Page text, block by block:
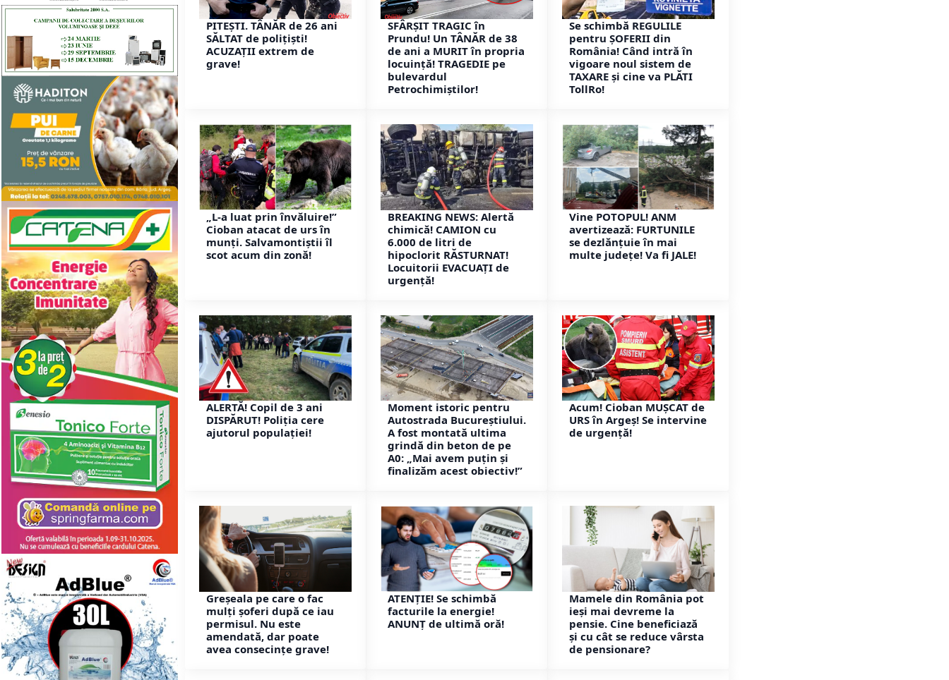
PITEȘTI. TÂNĂR de 26 ani
SĂLTAT de polițiști!
ACUZAȚII extrem de
grave!
SFÂRȘIT TRAGIC în
Prundu! Un TÂNĂR de 38
de ani a MURIT în propria
locuință! TRAGEDIE pe
bulevardul
Petrochimiștilor!
Se schimbă REGULILE
pentru ȘOFERII din
România! Când intră în
vigoare noul sistem de
TAXARE și cine va PLĂTI
TollRo!
„L-a luat prin învăluire!”
Cioban atacat de urs în
munți. Salvamontiștii îl
scot acum din zonă!
BREAKING NEWS: Alertă
chimică! CAMION cu
6.000 de litri de
hipoclorit RĂSTURNAT!
Locuitorii EVACUAȚI de
urgență!
Vine POTOPUL! ANM
avertizează: FURTUNILE
se dezlănțuie în mai
multe județe! Va fi JALE!
ALERTĂ! Copil de 3 ani
DISPĂRUT! Poliția cere
ajutorul populației!
Moment istoric pentru
Autostrada Bucureștiului.
A fost montată ultima
grindă din beton de pe
A0: „Mai avem puțin și
finalizăm acest obiectiv!”
Acum! Cioban MUȘCAT de
URS în Argeș! Se intervine
de urgență!
Greșeala pe care o fac
mulți șoferi după ce iau
permisul. Nu este
amendată, dar poate
avea consecințe grave!
ATENȚIE! Se schimbă
facturile la energie!
ANUNȚ de ultimă oră!
Mamele din România pot
ieși mai devreme la
pensie. Cine beneficiază
și cu cât se reduce vârsta
de pensionare?